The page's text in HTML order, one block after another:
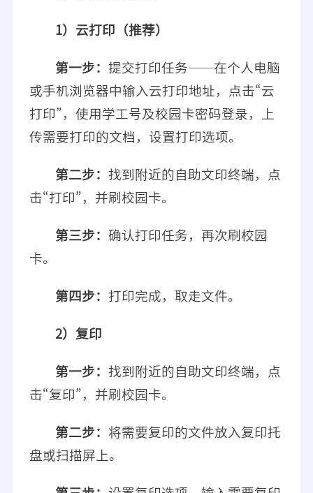
1）云打印（推荐）
第一步：提交打印任务——在个人电脑
或手机浏览器中输入云打印地址，点击“云
打印”，使用学工号及校园卡密码登录，上
传需要打印的文档，设置打印选项。
第二步：找到附近的自助文印终端，点
击“打印”，并刷校园卡。
第三步： 确认打印任务，再次刷校园
卡。
第四步： 打印完成，取走文件。
2）复印
第一步：找到附近的自助文印终端，点
击“复印”，并刷校园卡。
第二步： 将需要复印的文件放入复印托
盘或扫描屏上。